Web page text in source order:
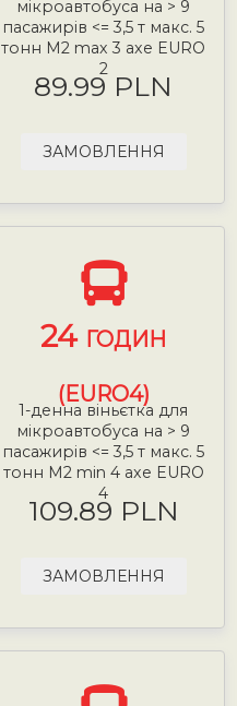
мікроавтобуса на > 9
пасажирів <= 3,5 т макс. 5
тонн М2 max 3 axe EURO
2
89.99 PLN
ЗАМОВЛЕННЯ
24 ГОДИН
(EURO4)
1-денна віньєтка для
мікроавтобуса на > 9
пасажирів <= 3,5 т макс. 5
тонн М2 min 4 axe EURO
4
109.89 PLN
ЗАМОВЛЕННЯ